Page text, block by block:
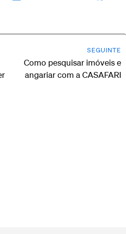
SEGUINTE
Como pesquisar imóveis e
angariar com a CASAFARI